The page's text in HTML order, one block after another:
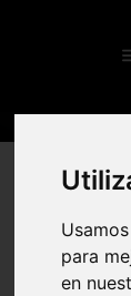
para
en
Nombre *
*